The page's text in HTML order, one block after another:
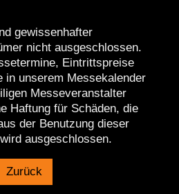
gewissenhafter
nicht ausgeschlossen.
Eintrittspreise
in unserem Messekalender
Messeveranstalter
Haftung für Schäden, die
der Benutzung dieser
ausgeschlossen.
Zurück